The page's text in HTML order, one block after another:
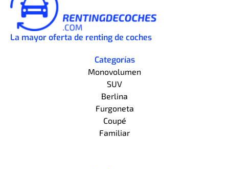
La mayor oferta de renting de coches
Categorías
Monovolumen
SUV
Berlina
Furgoneta
Coupé
Familiar